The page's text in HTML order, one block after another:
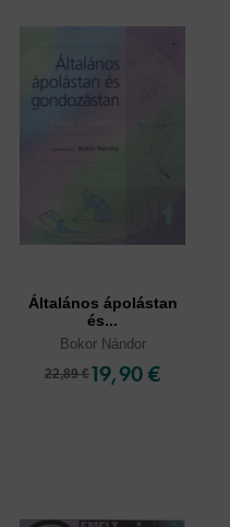
Általános ápolástan
és...
Bokor Nándor
22,89 €19,90 €